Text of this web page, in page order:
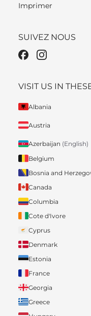
Imprimer
SUIVEZ NOUS
VISIT US IN
Albania
Austria
Azerbaijan (English)
Belgium
Bosnia and
Canada
Columbia
Cote d'Ivore
Cyprus
Denmark
Estonia
France
Georgia
Greece